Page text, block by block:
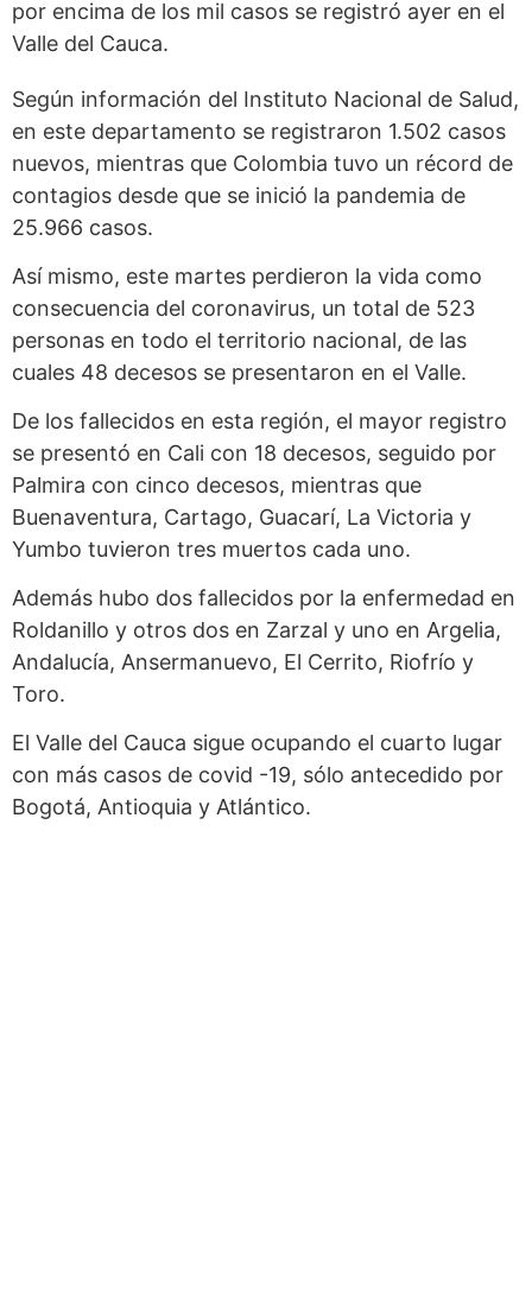
por encima de los mil casos se registró ayer en el
Valle del Cauca.
Según información del Instituto Nacional de Salud,
en este departamento se registraron 1.502 casos
nuevos, mientras que Colombia tuvo un récord de
contagios desde que se inició la pandemia de
25.966 casos.
Así mismo, este martes perdieron la vida como
consecuencia del coronavirus, un total de 523
personas en todo el territorio nacional, de las
cuales 48 decesos se presentaron en el Valle.
De los fallecidos en esta región, el mayor registro
se presentó en Cali con 18 decesos, seguido por
Palmira con cinco decesos, mientras que
Buenaventura, Cartago, Guacarí, La Victoria y
Yumbo tuvieron tres muertos cada uno.
Además hubo dos fallecidos por la enfermedad en
Roldanillo y otros dos en Zarzal y uno en Argelia,
Andalucía, Ansermanuevo, El Cerrito, Riofrío y
Toro.
El Valle del Cauca sigue ocupando el cuarto lugar
con más casos de covid -19, sólo antecedido por
Bogotá, Antioquia y Atlántico.